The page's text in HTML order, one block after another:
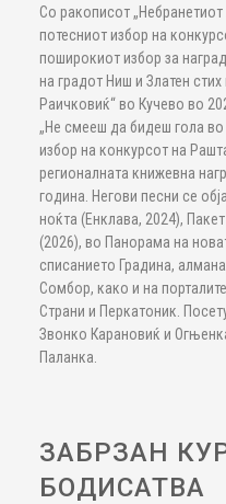
Со ракописот
потесниот избор на
поширокиот избор за
на градот Ниш и Златен
Раичковиќ“ во Кучево во
„Не смееш да бидеш гола во
избор на конкурсот на
регионалната книжевна
година. Негови песни се
ноќта (Енклава, 2024),
(2026), во Панорама на
списанието Градина,
Сомбор, како и на
Страни и Перкатоник.
Звонко Карановиќ и
Паланка.
ЗАБРЗАН
БОДИСАТВА